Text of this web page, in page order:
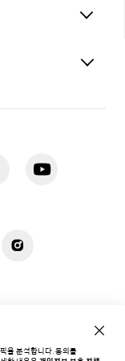
을 분석합니다. 동의를